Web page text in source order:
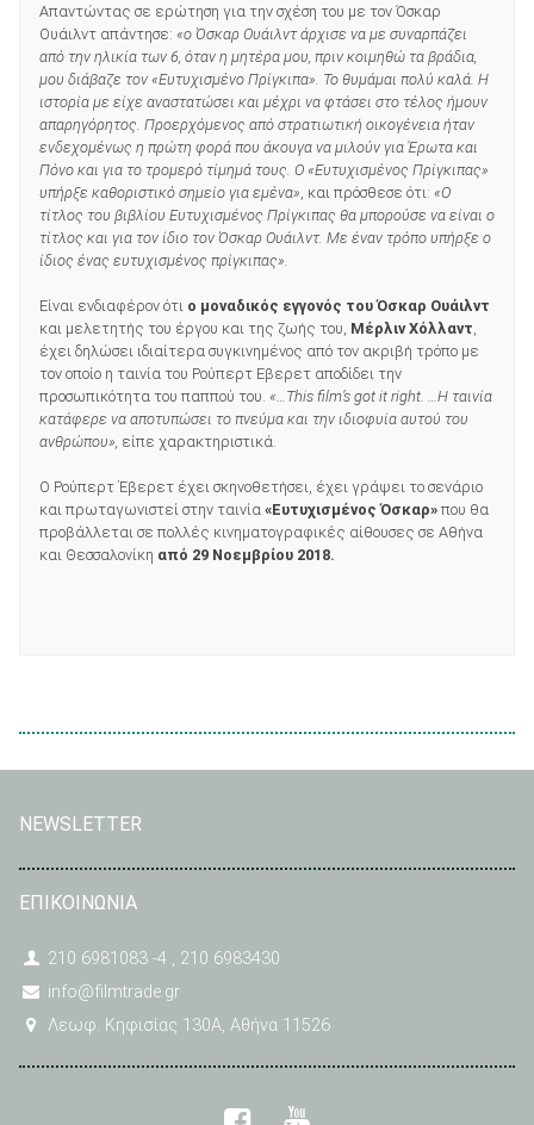
Απαντώντας σε ερώτηση για την σχέση του με τον Όσκαρ
Ουάιλντ απάντησε: «ο Όσκαρ Ουάιλντ άρχισε να με συναρπάζει
από την ηλικία των 6, όταν η μητέρα μου, πριν κοιμηθώ τα βράδια,
μου διάβαζε τον «Ευτυχισμένο Πρίγκιπα». Το θυμάμαι πολύ καλά. Η
ιστορία με είχε αναστατώσει και μέχρι να φτάσει στο τέλος ήμουν
απαρηγόρητος. Προερχόμενος από στρατιωτική οικογένεια ήταν
ενδεχομένως η πρώτη φορά που άκουγα να μιλούν για Έρωτα και
Πόνο και για το τρομερό τίμημά τους. Ο «Ευτυχισμένος Πρίγκιπας»
υπήρξε καθοριστικό σημείο για εμένα» , και πρόσθεσε ότι: «Ο
τίτλος του βιβλίου Ευτυχισμένος Πρίγκιπας θα μπορούσε να είναι ο
τίτλος και για τον ίδιο τον Όσκαρ Ουάιλντ. Με έναν τρόπο υπήρξε ο
ίδιος ένας ευτυχισμένος πρίγκιπας».
Είναι ενδιαφέρον ότι ο μοναδικός εγγονός του Όσκαρ Ουάιλντ
και μελετητής του έργου και της ζωής του, Μέρλιν Χόλλαντ
έχει δηλώσει ιδιαίτερα συγκινημένος από τον ακριβή τρόπο με
τον οποίο η ταινία του Ρούπερτ Εβερετ αποδίδει την
προσωπικότητα του παππού του. «…This film’s got it right. …Η ταινία
κατάφερε να αποτυπώσει το πνεύμα και την ιδιοφυία αυτού του
ανθρώπου», είπε χαρακτηριστικά.
Ο Ρούπερτ Έβερετ έχει σκηνοθετήσει, έχει γράψει το σενάριο
και πρωταγωνιστεί στην ταινία «Ευτυχισμένος Όσκαρ» που θα
προβάλλεται σε πολλές κινηματογραφικές αίθουσες σε Αθήνα
και Θεσσαλονίκη από 29 Νοεμβρίου 2018.
NEWSLETTER
ΕΠΙΚΟΙΝΩΝΙΑ
210 6981083 -4 , 210 6983430
info@filmtrade.gr
Λεωφ. Κηφισίας 130A, Αθήνα 11526